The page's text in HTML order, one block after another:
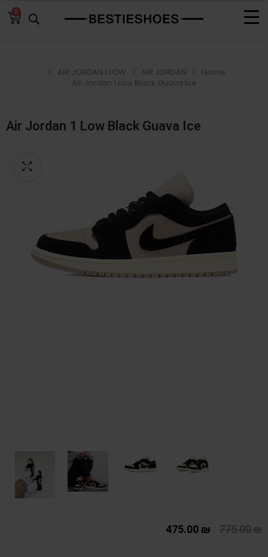
0
Home
AIR JORDAN
AIR JORDAN 1 LOW
Air Jordan 1 Low Black Guava Ice
Air Jordan 1 Low Black Guava Ice
775.00₪
475.00 ₪